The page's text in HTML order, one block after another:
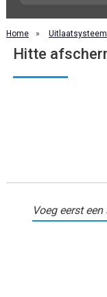
Home » Uitlaatsysteem
Hitte
Voeg eerst